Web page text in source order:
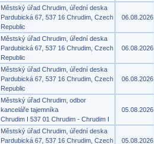
Městský úřad Chrudim, úřední deska
Pardubická 67, 537 16 Chrudim, Czech
Republic
06.08.2026
Městský úřad Chrudim, úřední deska
Pardubická 67, 537 16 Chrudim, Czech
Republic
06.08.2026
Městský úřad Chrudim, úřední deska
Pardubická 67, 537 16 Chrudim, Czech
Republic
06.08.2026
Městský úřad Chrudim, odbor
kanceláře tajemníka
Chrudim I 537 01 Chrudim - Chrudim I
05.08.2026
Městský úřad Chrudim, úřední deska
Pardubická 67, 537 16 Chrudim, Czech
05.08.2026